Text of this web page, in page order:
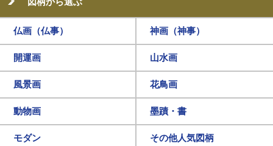
仏画（仏事） 神画（神事）
開運画 山水画
風景画 花鳥画
動物画 墨蹟・書
モダン その他人気図柄